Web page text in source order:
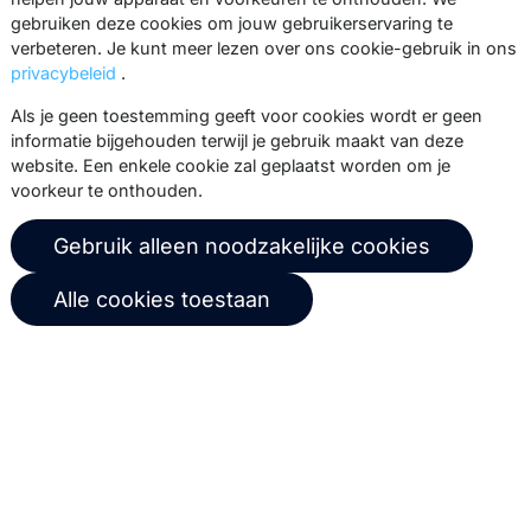
events, webinars, best practices en
whitepapers.
Abonneer
© 2026 Copernica B.V.
Algemene voorwaarden
Privacybeleid
Gebruikersovereenkomst
gebruiken deze cookies om jouw gebruikerservaring te
verbeteren. Je kunt meer lezen over ons cookie-gebruik in ons
privacybeleid .
Als je geen toestemming geeft voor cookies wordt er geen
informatie bijgehouden terwijl je gebruik maakt van deze
website. Een enkele cookie zal geplaatst worden om je
voorkeur te onthouden.
Gebruik alleen noodzakelijke cookies
Alle cookies toestaan